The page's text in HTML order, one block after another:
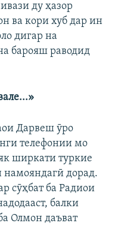
ду ҳазор
ва кори хуб дар ин
дигар на
барояш раводид
Дарвеш ӯро
телефонии мо
ширкати туркие
дорад.
сӯҳбат ба Радиои
балки
Олмон даъват